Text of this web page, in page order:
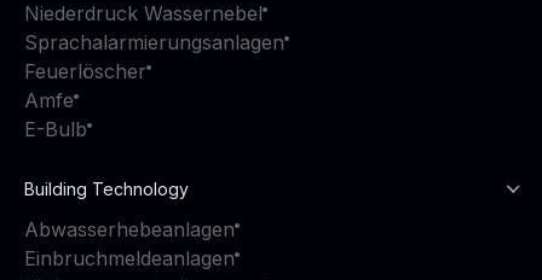
Niederdruck Wassernebel
Sprachalarmierungsanlagen
Feuerlöscher
Amfe
E-Bulb
Building Technology
Abwasserhebeanlagen
Einbruchmeldeanlagen